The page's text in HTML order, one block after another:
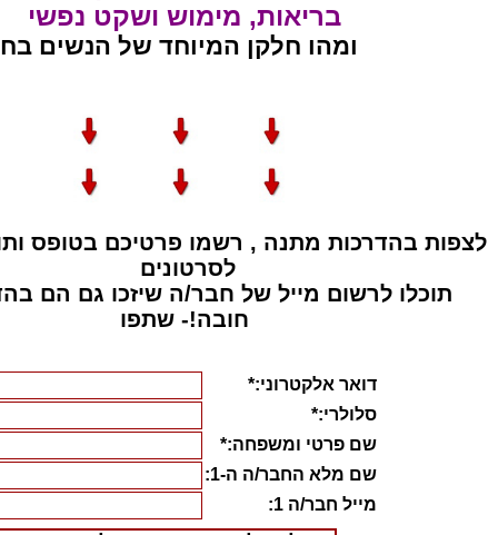
בריאות, מימוש ושקט נפשי
ומהו חלקן המיוחד של הנשים
לצפות בהדרכות מתנה , רשמו פרטיכם בטופס
לסרטונים
תוכלו לרשום מייל של חבר/ה שיזכו גם הם
חובה!- שתפו
דואר אלקטרוני:*
סלולרי:*
שם פרטי ומשפחה:*
שם מלא החבר/ה ה-1 :
מייל חבר/ה 1 :